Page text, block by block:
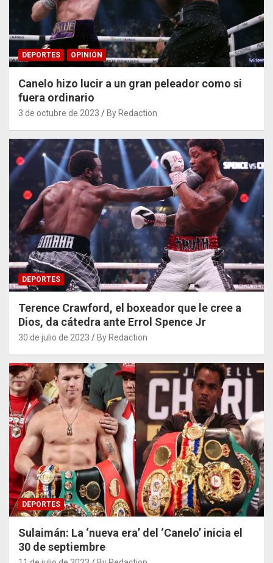
DEPORTES OPINIÓN
Canelo hizo lucir a un gran peleador como si
fuera ordinario
3 de octubre de 2023 By Redaction
DEPORTES
Terence Crawford, el boxeador que le cree a
Dios, da cátedra ante Errol Spence Jr
30 de julio de 2023 By Redaction
DEPORTES
Sulaimán: La ‘nueva era’ del ‘Canelo’ inicia el
30 de septiembre